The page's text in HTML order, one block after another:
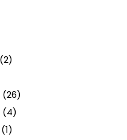
(2)
(26)
(4)
(1)